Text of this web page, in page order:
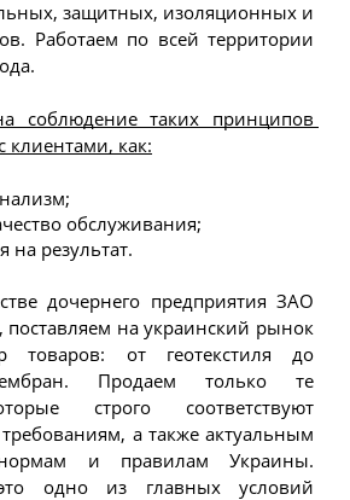
защитных, изоляционных и
Работаем по всей территории
соблюдение таких принципов
клиентами, как:
обслуживания;
на результат.
дочернего предприятия ЗАО
поставляем на украинский рынок
товаров: от геотекстиля до
Продаем только те
строго соответствуют
а также актуальным
и правилам Украины.
одно из главных условий